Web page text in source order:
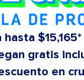
hasta $15,165*
gratis
en